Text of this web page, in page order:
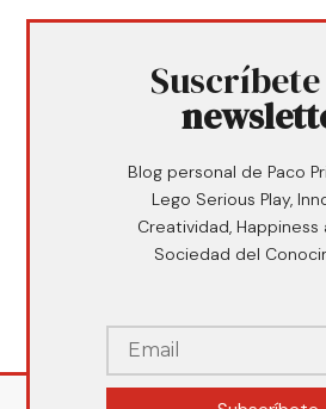
Blog personal de Paco
Lego Serious Play,
Creatividad, Happiness
Sociedad del